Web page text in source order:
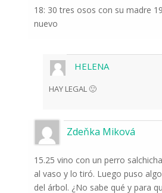
18: 30 tres osos con su madre
nuevo
HELENA
HAY LEGAL 🙂
Zdeňka Miková
15.25 vino con un perro
al vaso y lo tiró. Luego puso
del árbol. ¿No sabe qué y para